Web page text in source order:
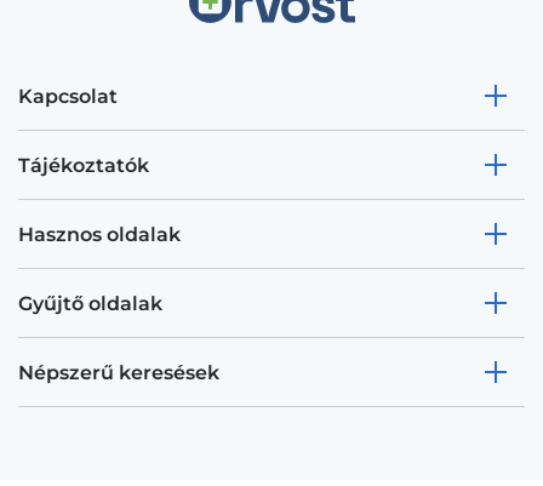
Kapcsolat
Tájékoztatók
Hasznos oldalak
Gyűjtő oldalak
Népszerű keresések